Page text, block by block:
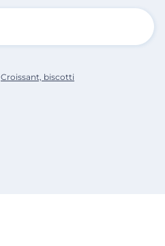
Croissant, biscotti